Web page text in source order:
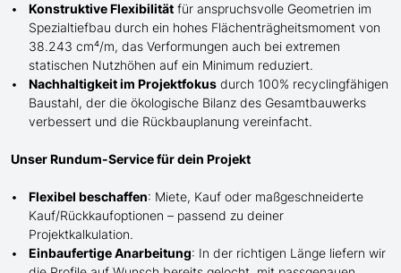
Konstruktive Flexibilität für anspruchsvolle Geometrien im
Spezialtiefbau durch ein hohes Flächenträgheitsmoment von
38.243 cm⁴/m, das Verformungen auch bei extremen
statischen Nutzhöhen auf ein Minimum reduziert.
Nachhaltigkeit im Projektfokus durch 100% recyclingfähigen
Baustahl, der die ökologische Bilanz des Gesamtbauwerks
verbessert und die Rückbauplanung vereinfacht.
Unser Rundum-Service für dein Projekt
Flexibel beschaffen: Miete, Kauf oder maßgeschneiderte
Kauf/Rückkaufoptionen – passend zu deiner
Projektkalkulation.
Einbaufertige Anarbeitung: In der richtigen Länge liefern wir